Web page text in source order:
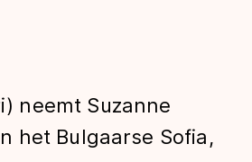
neemt Suzanne
het Bulgaarse Sofia,